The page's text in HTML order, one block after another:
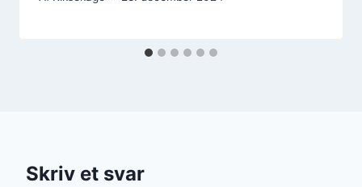
Skriv et svar